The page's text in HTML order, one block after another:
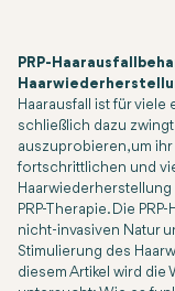
PRP-
Haarausfall ist für
schließlich dazu
auszuprobieren, um
fortschrittlichen und
PRP-Therapie. Die
nicht-invasiven Natur
Stimulierung des
diesem Artikel wird die